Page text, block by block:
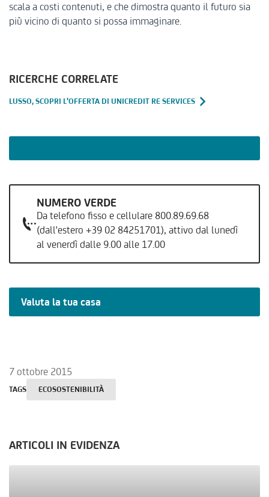
RICERCHE CORRELATE
LUSSO, SCOPRI L'OFFERTA DI UNICREDIT RE SERVICES
NUMERO VERDE
Da telefono fisso e cellulare 800.89.69.68
(dall'estero +39 02 84251701), attivo dal lunedì
al venerdì dalle 9.00 alle 17.00
Valuta la tua casa
scala a costi contenuti, e che dimostra quanto il futuro sia
più vicino di quanto si possa immaginare.
TAGS ECOSOSTENIBILITÀ
7 ottobre 2015
ARTICOLI IN EVIDENZA